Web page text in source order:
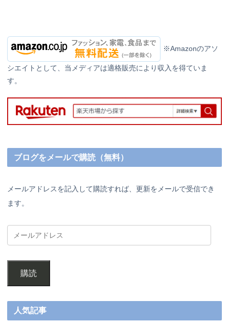
※Amazonのアソ
シエイトとして、当メディアは適格販売により収入を得ていま
す。
ブログをメールで購読（無料）
メールアドレスを記入して購読すれば、更新をメールで受信でき
ます。
購読
人気記事